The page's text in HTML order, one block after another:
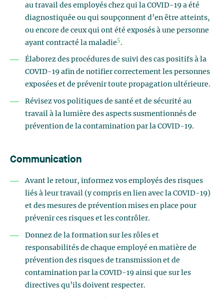
au travail des employés chez qui la COVID-19 a été
diagnostiquée ou qui soupçonnent d’en être atteints,
ou encore de ceux qui ont été exposés à une personne
ayant contracté la maladie 5 .
Élaborez des procédures de suivi des cas positifs à la
COVID-19 afin de notifier correctement les personnes
exposées et de prévenir toute propagation ultérieure.
Révisez vos politiques de santé et de sécurité au
travail à la lumière des aspects susmentionnés de
prévention de la contamination par la COVID-19.
Communication
Avant le retour, informez vos employés des risques
liés à leur travail (y compris en lien avec la COVID-19)
et des mesures de prévention mises en place pour
prévenir ces risques et les contrôler.
Donnez de la formation sur les rôles et
responsabilités de chaque employé en matière de
prévention des risques de transmission et de
contamination par la COVID-19 ainsi que sur les
directives qu’ils doivent respecter.